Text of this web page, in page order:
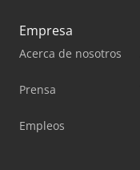
Empresa
Acerca de nosotros
Prensa
Empleos